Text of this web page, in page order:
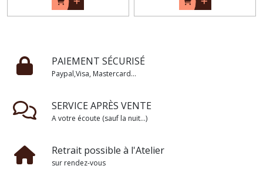
PAIEMENT SÉCURISÉ
Paypal,Visa, Mastercard...
SERVICE APRÈS VENTE
A votre écoute (sauf la nuit...)
Retrait possible à l'Atelier
sur rendez-vous